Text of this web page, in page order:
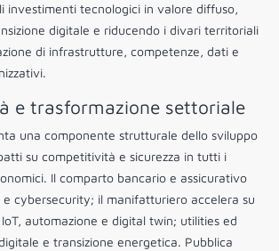
investimenti tecnologici in valore diffuso,
digitale e riducendo i divari territoriali
di infrastrutture, competenze, dati e
e trasformazione settoriale
una componente strutturale dello sviluppo
su competitività e sicurezza in tutti i
Il comparto bancario e assicurativo
e cybersecurity; il manifatturiero accelera su
automazione e digital twin; utilities ed
e transizione energetica. Pubblica